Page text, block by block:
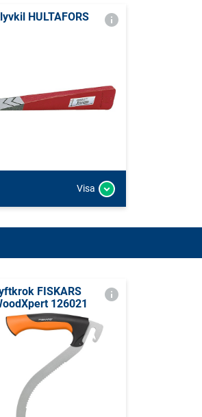
HULTAFORS
Visa
FISKARS
126021